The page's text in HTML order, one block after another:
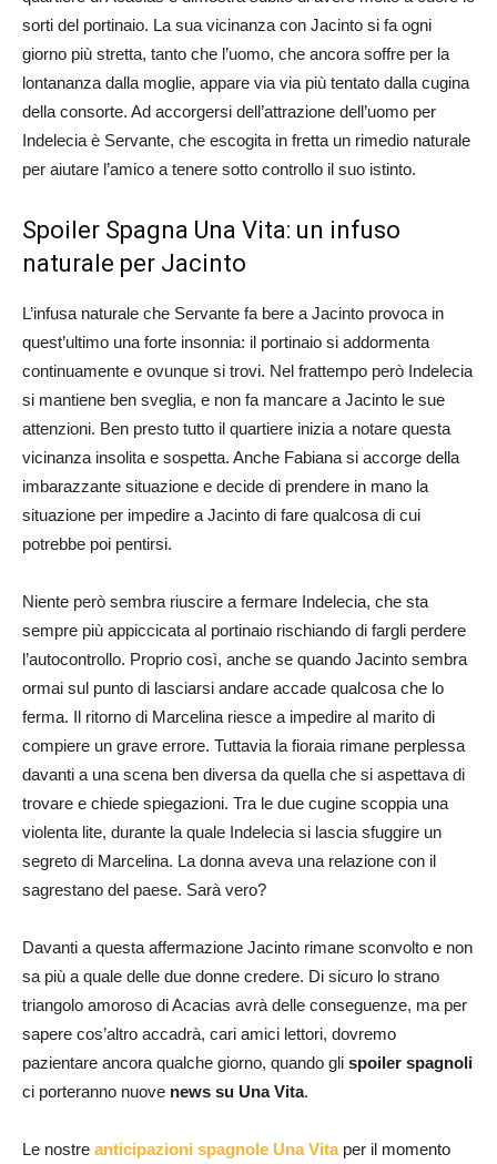
sorti del portinaio. La sua vicinanza con Jacinto si fa ogni
giorno più stretta, tanto che l’uomo, che ancora soffre per la
lontananza dalla moglie, appare via via più tentato dalla cugina
della consorte. Ad accorgersi dell’attrazione dell’uomo per
Indelecia è Servante, che escogita in fretta un rimedio naturale
per aiutare l’amico a tenere sotto controllo il suo istinto.
Spoiler Spagna Una Vita: un infuso
naturale per Jacinto
L’infusa naturale che Servante fa bere a Jacinto provoca in
quest’ultimo una forte insonnia: il portinaio si addormenta
continuamente e ovunque si trovi. Nel frattempo però Indelecia
si mantiene ben sveglia, e non fa mancare a Jacinto le sue
attenzioni. Ben presto tutto il quartiere inizia a notare questa
vicinanza insolita e sospetta. Anche Fabiana si accorge della
imbarazzante situazione e decide di prendere in mano la
situazione per impedire a Jacinto di fare qualcosa di cui
potrebbe poi pentirsi.
Niente però sembra riuscire a fermare Indelecia, che sta
sempre più appiccicata al portinaio rischiando di fargli perdere
l’autocontrollo. Proprio così, anche se quando Jacinto sembra
ormai sul punto di lasciarsi andare accade qualcosa che lo
ferma. Il ritorno di Marcelina riesce a impedire al marito di
compiere un grave errore. Tuttavia la fioraia rimane perplessa
davanti a una scena ben diversa da quella che si aspettava di
trovare e chiede spiegazioni. Tra le due cugine scoppia una
violenta lite, durante la quale Indelecia si lascia sfuggire un
segreto di Marcelina. La donna aveva una relazione con il
sagrestano del paese. Sarà vero?
Davanti a questa affermazione Jacinto rimane sconvolto e non
sa più a quale delle due donne credere. Di sicuro lo strano
triangolo amoroso di Acacias avrà delle conseguenze, ma per
sapere cos’altro accadrà, cari amici lettori, dovremo
pazientare ancora qualche giorno, quando gli spoiler spagnoli
ci porteranno nuove news su Una Vita.
Le nostre anticipazioni spagnole Una Vitaper il momento